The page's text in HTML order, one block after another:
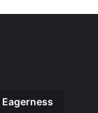
Eagerness